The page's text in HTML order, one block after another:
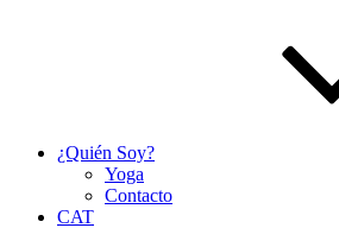
¿Quién Soy?
Yoga
Contacto
CAT